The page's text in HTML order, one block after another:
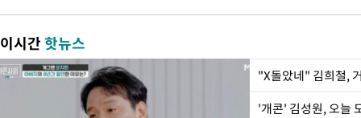
이시간핫뉴스
"X돌았네" 김희철,
'개콘' 김성원, 오늘